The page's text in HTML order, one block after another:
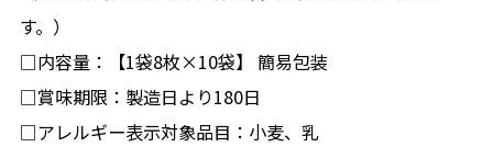
す。）
□内容量：【1袋8枚×10袋】 簡易包装
□賞味期限：製造日より180日
□アレルギー表示対象品目：小麦、乳